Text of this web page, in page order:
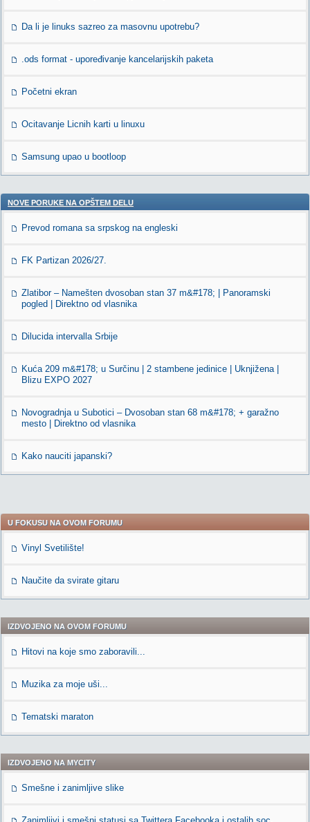
Da li je linuks sazreo za masovnu upotrebu?
.ods format - upoređivanje kancelarijskih paketa
Početni ekran
Ocitavanje Licnih karti u linuxu
Samsung upao u bootloop
NOVE PORUKE NA OPŠTEM DELU
Prevod romana sa srpskog na engleski
FK Partizan 2026/27.
Zlatibor – Namešten dvosoban stan 37 m&#178; | Panoramski
pogled | Direktno od vlasnika
Dilucida intervalla Srbije
Kuća 209 m&#178; u Surčinu | 2 stambene jedinice | Uknjižena |
Blizu EXPO 2027
Novogradnja u Subotici – Dvosoban stan 68 m&#178; + garažno
mesto | Direktno od vlasnika
Kako nauciti japanski?
U FOKUSU NA OVOM FORUMU
Vinyl Svetilište!
Naučite da svirate gitaru
IZDVOJENO NA OVOM FORUMU
Hitovi na koje smo zaboravili...
Muzika za moje uši...
Tematski maraton
IZDVOJENO NA MYCITY
Smešne i zanimljive slike